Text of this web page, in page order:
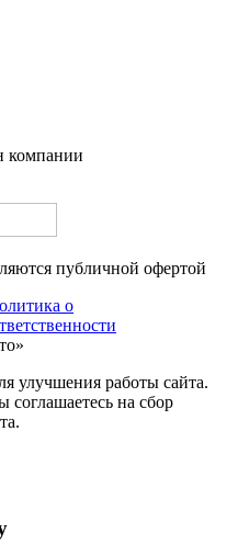
компании
публичной офертой
о
улучшения работы сайта.
соглашаетесь на сбор